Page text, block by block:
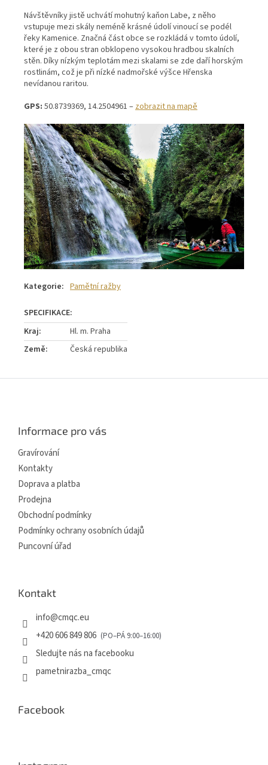
Návštěvníky jistě uchvátí mohutný kaňon Labe, z něho
vstupuje mezi skály neméně krásné údolí vinoucí se podél
řeky Kamenice. Značná část obce se rozkládá v tomto údolí,
které je z obou stran obklopeno vysokou hradbou skalních
stěn. Díky nízkým teplotám mezi skalami se zde daří horským
rostlinám, což je při nízké nadmořské výšce Hřenska
nevídanou raritou.
GPS: 50.8739369, 14.2504961 –zobrazit na mapě
Kategorie: Pamětní ražby
Kraj:
Hl. m. Praha
Země: Česká republika
Informace pro vás
Gravírování
Kontakty
Doprava a platba
Prodejna
Obchodní podmínky
Podmínky ochrany osobních údajů
Puncovní úřad
Kontakt
info@cmqc.eu
+420 606 849 806
Sledujte nás na facebooku
pametnirazba_cmqc
Facebook